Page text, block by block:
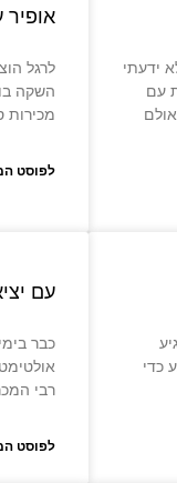
שלי בסרביה בסביבות יוני 2018 לא ידעתי
עם
אופיר
לרגל
השקה
מכירות
לפוסט
כדי
עם
כבר
רבי
לפוסט